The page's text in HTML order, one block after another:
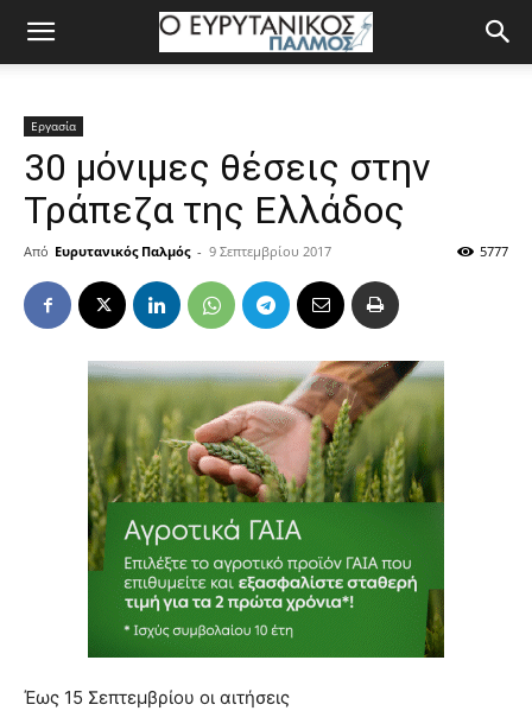
Εργασία
30 μόνιμες θέσεις στην
Τράπεζα της Ελλάδος
Από Ευρυτανικός Παλμός - 9 Σεπτεμβρίου 2017 5777
Έως 15 Σεπτεμβρίου οι αιτήσεις